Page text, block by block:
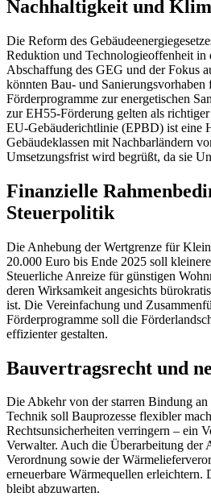
Nachhaltigkeit und
Die Reform des
Reduktion und Technologieoffenheit
Abschaffung des GEG und der Fokus
könnten Bau- und Sanierungsvorhaben
Förderprogramme zur energetischen
zur EH55-Förderung gelten als
EU-Gebäuderichtlinie (EPBD) ist eine
Gebäudeklassen mit Nachbarländern
Umsetzungsfrist wird begrüßt, da sie
Finanzielle
Steuerpolitik
Die Anhebung der Wertgrenze für
20.000 Euro bis Ende 2025 soll
Steuerliche Anreize für günstigen
deren Wirksamkeit angesichts
ist. Die Vereinfachung und
Förderprogramme soll die
effizienter gestalten.
Bauvertragsrecht und
Die Abkehr von der starren Bindung an
Technik soll Bauprozesse flexibler
Rechtsunsicherheiten verringern – ein
Verwalter. Auch die Überarbeitung der
Verordnung sowie der
erneuerbare Wärmequellen erleichtern.
bleibt abzuwarten.